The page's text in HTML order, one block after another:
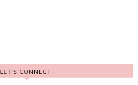
LET'S CONNECT: